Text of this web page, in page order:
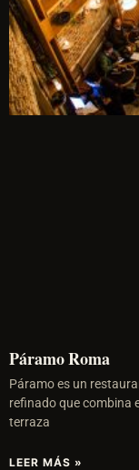
Páramo Roma
Páramo es un
refinado que combina
terraza
LEER MÁS »